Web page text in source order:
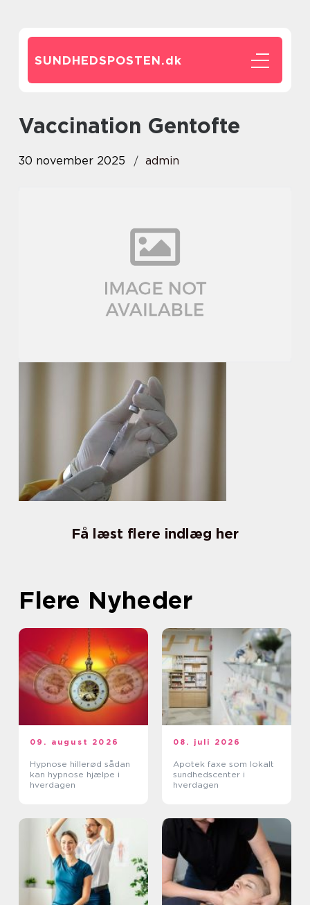
SUNDHEDSPOSTEN.dk
Vaccination Gentofte
30 november 2025 admin
Få læst flere indlæg her
Flere Nyheder
09. august 2026
Hypnose hillerød sådan
kan hypnose hjælpe i
hverdagen
08. juli 2026
Apotek faxe som lokalt
sundhedscenter i
hverdagen